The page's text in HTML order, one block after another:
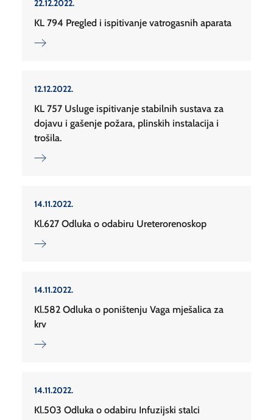
22.12.2022.
KL 794 Pregled i ispitivanje vatrogasnih aparata
12.12.2022.
KL 757 Usluge ispitivanje stabilnih sustava za
dojavu i gašenje požara, plinskih instalacija i
trošila.
14.11.2022.
Kl.627 Odluka o odabiru Ureterorenoskop
14.11.2022.
Kl.582 Odluka o poništenju Vaga mješalica za
krv
14.11.2022.
Kl.503 Odluka o odabiru Infuzijski stalci